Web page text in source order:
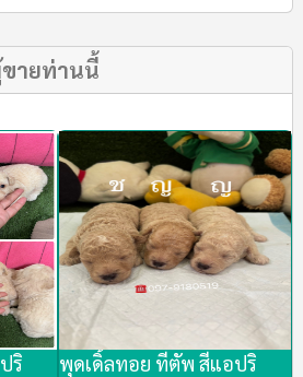
ายท่านนี้
ริ
พุดเดิ้ลทอย ทีตัพ สีแอปริ